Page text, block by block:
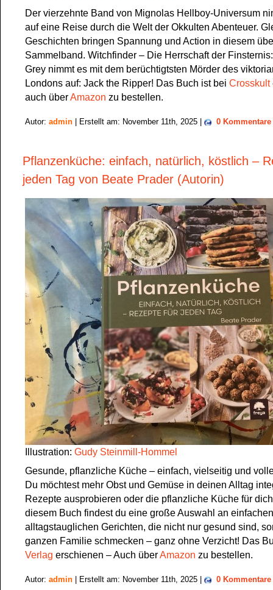
Der vierzehnte Band von Mignolas Hellboy-Universum
auf eine Reise durch die Welt der Okkulten Abenteuer.
Geschichten bringen Spannung und Action in diesem
Sammelband. Witchfinder – Die Herrschaft der
Grey nimmt es mit dem berüchtigtsten Mörder des
Londons auf: Jack the Ripper! Das Buch ist bei Crosskult
auch überAmazon zu bestellen.
Autor: admin | Erstellt am: November 11th, 2025 | 0 Kommentare
Pflanzenküche: einfach, natürlich, köstlich –
jeden Tag von Beate Prader (Autorin)
Illustration: Gudy Steinmill-Hommel
Gesunde, pflanzliche Küche – einfach, vielseitig und
Du möchtest mehr Obst und Gemüse in deinen Alltag
Rezepte ausprobieren oder die pflanzliche Küche für
diesem Buch findest du eine große Auswahl an
alltagstauglichen Gerichten, die nicht nur gesund sind,
ganzen Familie schmecken – ganz ohne Verzicht! Das
Verlag erschienen – Auch überAmazon zu bestellen.
Autor: admin | Erstellt am: November 11th, 2025 | 0 Kommentare